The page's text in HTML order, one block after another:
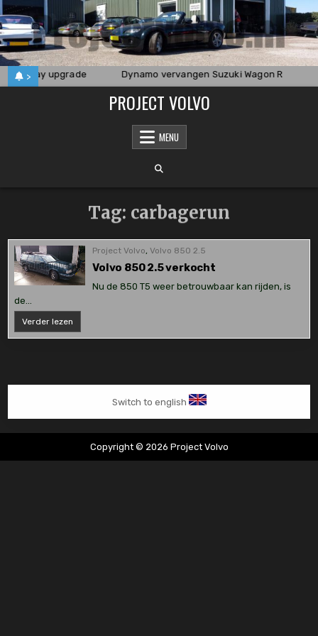
Skip
to
content
>
Carplay upgrade Dynamo vervangen Suzuki Wagon R
PROJECT VOLVO
MENU
Tag: carbagerun
Project Volvo,Volvo 850 2.5
Volvo 850 2.5 verkocht
Nu de 850 T5 weer betrouwbaar kan rijden, is
de…
Verder lezen
850
2.5
Switch to english
Copyright © 2026 Project Volvo